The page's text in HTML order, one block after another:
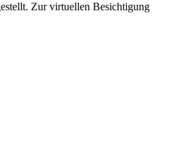
Zur virtuellen Besichtigung